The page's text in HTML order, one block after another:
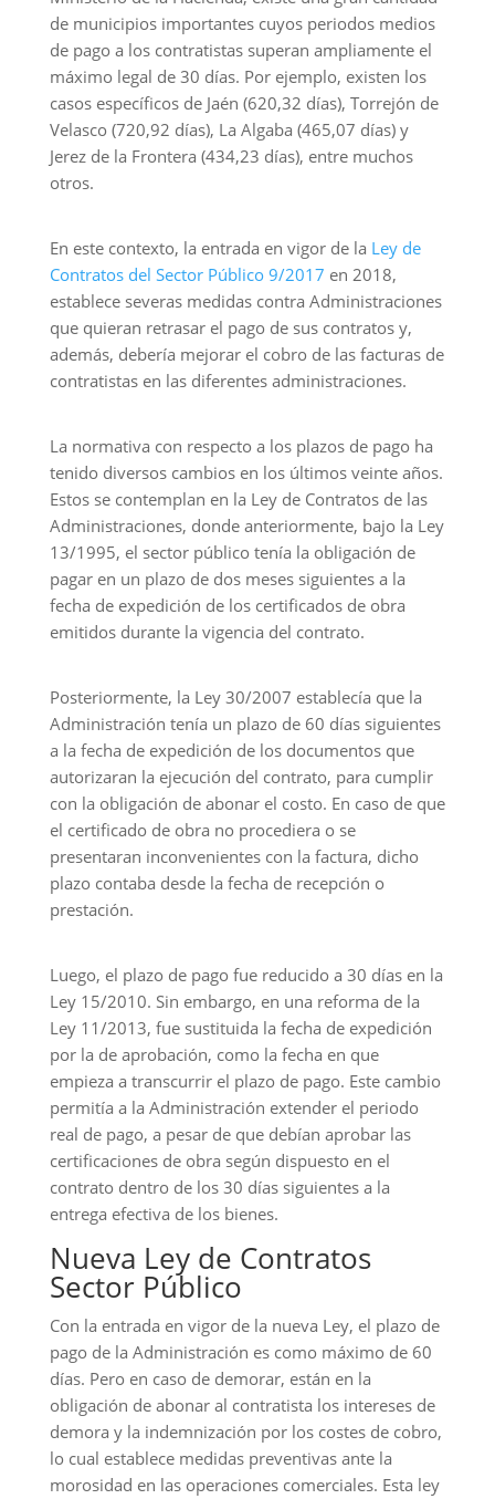
de municipios importantes cuyos periodos medios
de pago a los contratistas superan ampliamente el
máximo legal de 30 días. Por ejemplo, existen los
casos específicos de Jaén (620,32 días), Torrejón de
Velasco (720,92 días), La Algaba (465,07 días) y
Jerez de la Frontera (434,23 días), entre muchos
otros.
En este contexto, la entrada en vigor de la Ley de
Contratos del Sector Público 9/2017 en 2018,
establece severas medidas contra Administraciones
que quieran retrasar el pago de sus contratos y,
además, debería mejorar el cobro de las facturas de
contratistas en las diferentes administraciones.
La normativa con respecto a los plazos de pago ha
tenido diversos cambios en los últimos veinte años.
Estos se contemplan en la Ley de Contratos de las
Administraciones, donde anteriormente, bajo la Ley
13/1995, el sector público tenía la obligación de
pagar en un plazo de dos meses siguientes a la
fecha de expedición de los certificados de obra
emitidos durante la vigencia del contrato.
Posteriormente, la Ley 30/2007 establecía que la
Administración tenía un plazo de 60 días siguientes
a la fecha de expedición de los documentos que
autorizaran la ejecución del contrato, para cumplir
con la obligación de abonar el costo. En caso de que
el certificado de obra no procediera o se
presentaran inconvenientes con la factura, dicho
plazo contaba desde la fecha de recepción o
prestación.
Luego, el plazo de pago fue reducido a 30 días en la
Ley 15/2010. Sin embargo, en una reforma de la
Ley 11/2013, fue sustituida la fecha de expedición
por la de aprobación, como la fecha en que
empieza a transcurrir el plazo de pago. Este cambio
permitía a la Administración extender el periodo
real de pago, a pesar de que debían aprobar las
certificaciones de obra según dispuesto en el
contrato dentro de los 30 días siguientes a la
entrega efectiva de los bienes.
Nueva Ley de Contratos
Sector Público
Con la entrada en vigor de la nueva Ley, el plazo de
pago de la Administración es como máximo de 60
días. Pero en caso de demorar, están en la
obligación de abonar al contratista los intereses de
demora y la indemnización por los costes de cobro,
lo cual establece medidas preventivas ante la
morosidad en las operaciones comerciales. Esta ley